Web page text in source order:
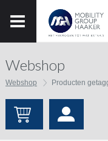
Webshop
Webshop Producten